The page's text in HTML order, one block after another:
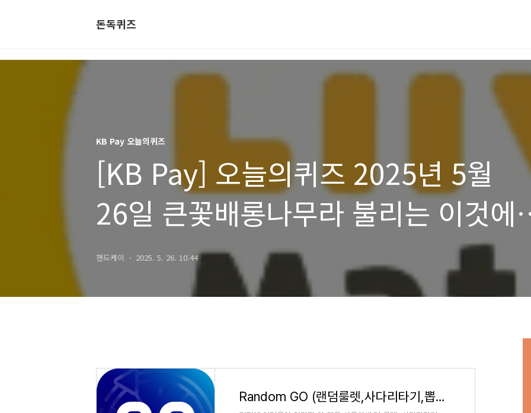
돈독퀴즈
KB Pay 오늘의퀴즈
[KB Pay] 오늘의퀴즈 2025년 5월
26일 큰꽃배롱나무라 불리는 이것에
함유된 핵심 성분 코로솔산은 식후
혈당 상승 억제 및 당케어에
준법감시인심의필250522-02552-
잰드케이 2025. 5. 26. 10:44
Random GO (랜덤룰렛,사다리타기,뽑기,복불복) - Google Play 앱